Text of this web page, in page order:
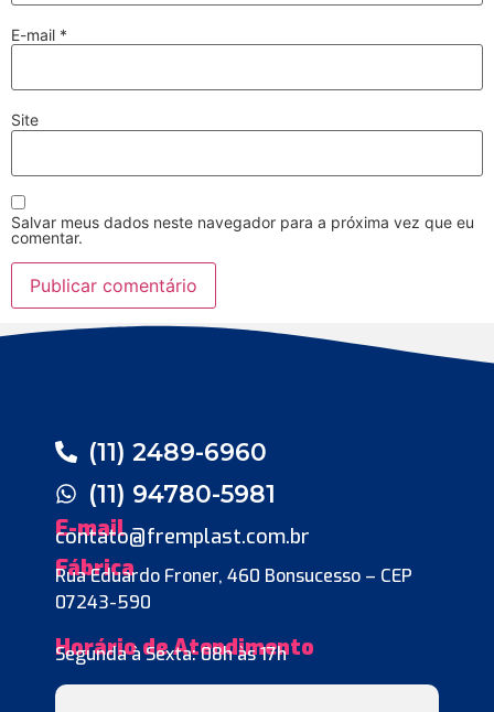
E-mail *
Site
Salvar meus dados neste navegador para a próxima vez que eu
comentar.
(11) 2489-6960
(11) 94780-5981
E-mail
contato@fremplast.com.br
Fábrica
Rua Eduardo Froner, 460 Bonsucesso – CEP
07243-590
Horário de Atendimento
Segunda à Sexta: 08h às 17h